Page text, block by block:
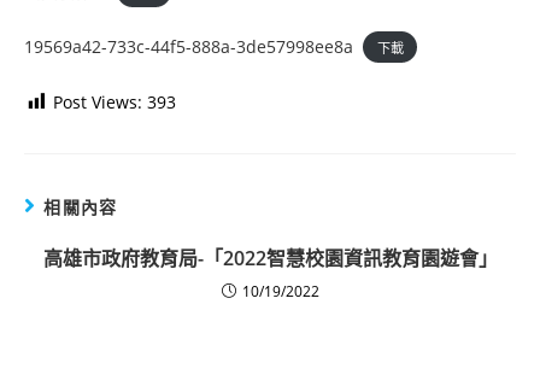
19569a42-733c-44f5-888a-3de57998ee8a 下載
Post Views: 393
相關內容
高雄市政府教育局-「2022智慧校園資訊教育園遊會」
10/19/2022